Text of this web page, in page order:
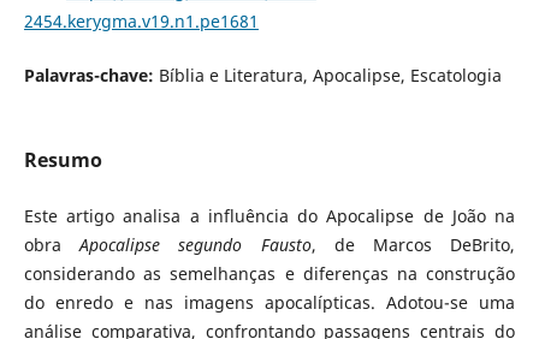
2454.kerygma.v19.n1.pe1681
Palavras-chave: Bíblia e Literatura, Apocalipse, Escatologia
Resumo
Este artigo analisa a influência do Apocalipse de João na
obraApocalipse segundo Fausto, de Marcos DeBrito,
considerando as semelhanças e diferenças na construção
do enredo e nas imagens apocalípticas. Adotou-se uma
análise comparativa, confrontando passagens centrais do